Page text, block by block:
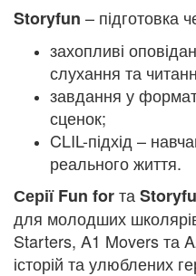
Storyfun – підготовка
захопливі
слухання та
завдання у
сценок;
CLIL-підхід –
реального життя.
Серії Fun forта
для молодших
Starters, A1 Movers та
історій та улюблених